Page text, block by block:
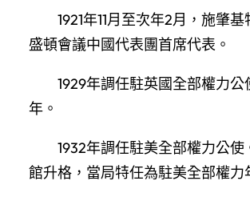
1921年11月至次年2月，施肇
盛頓會議中國代表團首席代表。
1929年調任駐英國全部權力公
年。
1932年調任駐美全部權力公使
館升格，當局特任為駐美全部權力